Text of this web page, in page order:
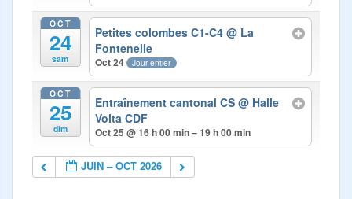
OCT
24
sam
Petites colombes C1-C4@ La
Fontenelle
Oct 24 Jour entier
OCT
25
dim
Entraînement cantonal CS@ Halle
Volta CDF
Oct 25 @ 16 h 00 min – 19 h 00 min
JUIN – OCT 2026